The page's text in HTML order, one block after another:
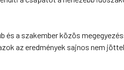
a szakember közös
az eredmények sajnos nem